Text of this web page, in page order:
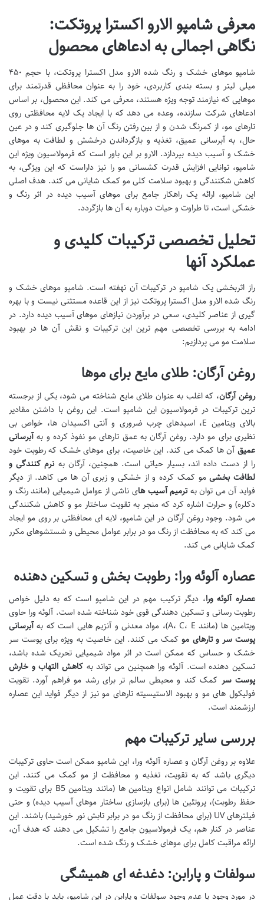
معرفی شامپو الارو اکسترا پروتکت:
نگاهی اجمالی به ادعاهای محصول
شامپو موهای خشک و رنگ شده الارو مدل اکسترا پروتکت، با حجم ۴۵۰
میلی لیتر و بسته بندی کاربردی، خود را به عنوان محافظی قدرتمند برای
موهایی که نیازمند توجه ویژه هستند، معرفی می کند. این محصول، بر اساس
ادعاهای شرکت سازنده، وعده می دهد که با ایجاد یک لایه محافظتی روی
تارهای مو، از کمرنگ شدن و از بین رفتن رنگ آن ها جلوگیری کند و در عین
حال، به آبرسانی عمیق، تغذیه و بازگرداندن درخشش و لطافت به موهای
خشک و آسیب دیده بپردازد. الارو بر این باور است که فرمولاسیون ویژه این
شامپو، توانایی افزایش قدرت کشسانی مو را نیز داراست که این ویژگی، به
کاهش شکنندگی و بهبود سلامت کلی مو کمک شایانی می کند. هدف اصلی
این شامپو، ارائه یک راهکار جامع برای موهای آسیب دیده در اثر رنگ و
خشکی است، تا طراوت و حیات دوباره به آن ها بازگردد.
تحلیل تخصصی ترکیبات کلیدی و
عملکرد آنها
راز اثربخشی یک شامپو در ترکیبات آن نهفته است. شامپو موهای خشک و
رنگ شده الارو مدل اکسترا پروتکت نیز از این قاعده مستثنی نیست و با بهره
گیری از عناصر کلیدی، سعی در برآوردن نیازهای موهای آسیب دیده دارد. در
ادامه به بررسی تخصصی مهم ترین این ترکیبات و نقش آن ها در بهبود
سلامت مو می پردازیم:
روغن آرگان: طلای مایع برای موها
روغن آرگان، که اغلب به عنوان طلای مایع شناخته می شود، یکی از برجسته
ترین ترکیبات در فرمولاسیون این شامپو است. این روغن با داشتن مقادیر
بالای ویتامین E، اسیدهای چرب ضروری و آنتی اکسیدان ها، خواص بی
نظیری برای مو دارد. روغن آرگان به عمق تارهای مو نفوذ کرده و بهآبرسانی
عمیقآن ها کمک می کند. این خاصیت، برای موهای خشک که رطوبت خود
را از دست داده اند، بسیار حیاتی است. همچنین، آرگان به نرم کنندگی و
لطافت بخشیمو کمک کرده و از خشکی و زبری آن ها می کاهد. از دیگر
فواید آن می توان بهترمیم آسیب های ناشی از عوامل شیمیایی (مانند رنگ و
دکلره) و حرارت اشاره کرد که منجر به تقویت ساختار مو و کاهش شکنندگی
می شود. وجود روغن آرگان در این شامپو، لایه ای محافظتی بر روی مو ایجاد
می کند که به محافظت از رنگ مو در برابر عوامل محیطی و شستشوهای مکرر
کمک شایانی می کند.
عصاره آلوئه ورا: رطوبت بخش و تسکین دهنده
عصاره آلوئه ورا، دیگر ترکیب مهم در این شامپو است که به دلیل خواص
رطوبت رسانی و تسکین دهندگی قوی خود شناخته شده است. آلوئه ورا حاوی
ویتامین ها (مانند A، C، E)، مواد معدنی و آنزیم هایی است که به
آبرسانی
پوست سر و تارهای موکمک می کنند. این خاصیت به ویژه برای پوست سر
خشک و حساس که ممکن است در اثر مواد شیمیایی تحریک شده باشد،
تسکین دهنده است. آلوئه ورا همچنین می تواند به کاهش التهاب و خارش
پوست سر کمک کند و محیطی سالم تر برای رشد مو فراهم آورد. تقویت
فولیکول های مو و بهبود الاستیسیته تارهای مو نیز از دیگر فواید این عصاره
ارزشمند است.
بررسی سایر ترکیبات مهم
علاوه بر روغن آرگان و عصاره آلوئه ورا، این شامپو ممکن است حاوی ترکیبات
دیگری باشد که به تقویت، تغذیه و محافظت از مو کمک می کنند. این
ترکیبات می توانند شامل انواع ویتامین ها (مانند ویتامین B5 برای تقویت و
حفظ رطوبت)، پروتئین ها (برای بازسازی ساختار موهای آسیب دیده) و حتی
فیلترهای UV (برای محافظت از رنگ مو در برابر تابش نور خورشید) باشند. این
عناصر در کنار هم، یک فرمولاسیون جامع را تشکیل می دهند که هدف آن،
ارائه مراقبت کامل برای موهای خشک و رنگ شده است.
سولفات و پارابن: دغدغه ای همیشگی
در مورد وجود یا عدم وجود سولفات و پارابن در این شامپو، باید با دقت عمل